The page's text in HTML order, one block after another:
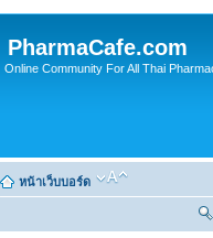
PharmaCafe.com
Online Community For All Thai
หน้าเว็บบอร์ด